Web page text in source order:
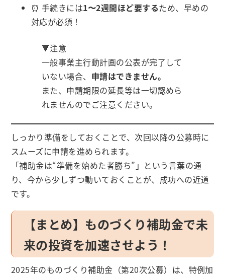
⏰ 手続きには1〜2週間ほど要するため、早めの
対応が必須！
🔻注意
一般事業主行動計画の公表が完了して
いない場合、 申請はできません。
また、申請期限の延長等は一切認めら
れませんのでご注意ください。
しっかり準備をしておくことで、次回以降の公募時に
スムーズに申請を進められます。
「補助金は“準備を始めた者勝ち”」という言葉の通
り、今から少しずつ動いておくことが、成功への近道
です。
【まとめ】ものづくり補助金で未
来の投資を加速させよう！
2025年のものづくり補助金（第20次公募）は、特例加